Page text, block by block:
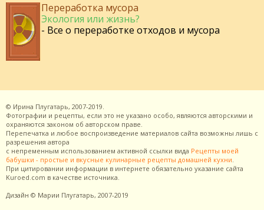
Переработка мусора
Экология или жизнь?
- Все о переработке отходов и мусора
© Ирина Плугатарь, 2007-2019.
Фотографии и рецепты, если это не указано особо, являются авторскими и
охраняются законом об авторском праве.
Перепечатка и любое воспроизведение материалов сайта возможны лишь с
разрешения автора
с непременным использованием активной ссылки вида Рецепты моей
бабушки - простые и вкусные кулинарные рецепты домашней кухни.
При цитировании информации в интернете обязательно указание сайта
Kuroed.com в качестве источника.
Дизайн © Марии Плугатарь, 2007-2019